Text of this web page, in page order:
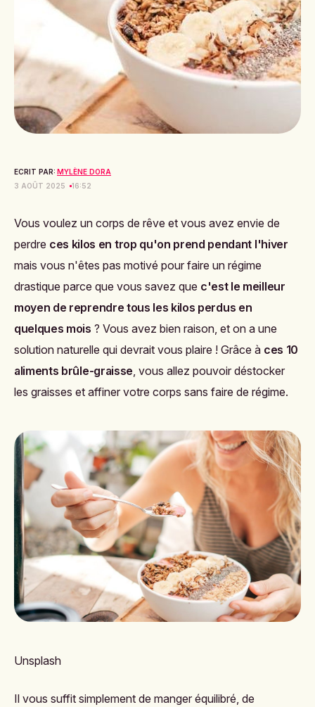
ECRIT PAR: MYLÈNE DORA
3 AOÛT 2025
16:52
Vous voulez un corps de rêve et vous avez envie de
perdre ces kilos en trop qu'on prend pendant l'hiver
mais vous n'êtes pas motivé pour faire un régime
drastique parce que vous savez que c'est le meilleur
moyen de reprendre tous les kilos perdus en
quelques mois ? Vous avez bien raison, et on a une
solution naturelle qui devrait vous plaire ! Grâce à ces 10
aliments brûle-graisse, vous allez pouvoir déstocker
les graisses et affiner votre corps sans faire de régime.
Unsplash
Il vous suffit simplement de manger équilibré, de